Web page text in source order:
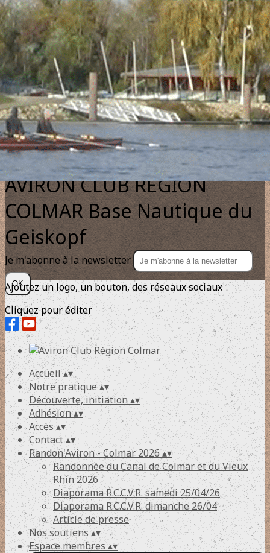
Exporter les lignes sélectionnées
Exporter toutes les colonnes
Exporter uniquement les colonnes affichées
Menu
?>
Images de la page d'accueil
Cliquez pour éditer
Texte, bouton et/ou inscription à la newsletter
Cliquez pour éditer
AVIRON CLUB REGION
COLMAR Base Nautique du
Geiskopf
Je m'abonne à la newsletter
OK
Ajoutez un logo, un bouton, des réseaux sociaux
Cliquez pour éditer
Accueil▴▾
Notre pratique ▴▾
Découverte, initiation▴▾
Adhésion▴▾
Accès ▴▾
Contact▴▾
Randon'Aviron - Colmar 2026▴▾
Randonnée du Canal de Colmar et du Vieux
Rhin 2026
Diaporama R.C.C.V.R. samedi 25/04/26
Diaporama R.C.C.V.R. dimanche 26/04
Article de presse
Nos soutiens ▴▾
Espace membres▴▾